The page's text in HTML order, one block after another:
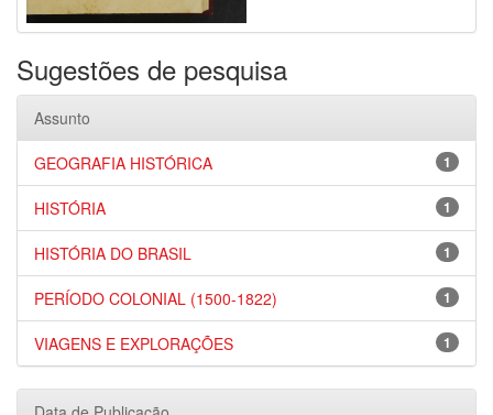
Sugestões de pesquisa
Assunto
1
GEOGRAFIA HISTÓRICA
1
HISTÓRIA
1
HISTÓRIA DO BRASIL
1
PERÍODO COLONIAL (1500-1822)
1
VIAGENS E EXPLORAÇÕES